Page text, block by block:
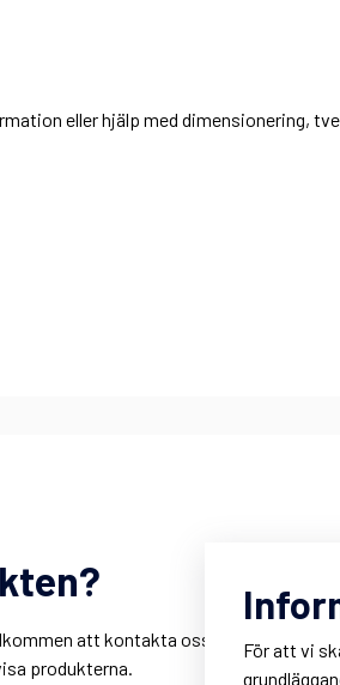
eller hjälp med dimensionering,
att kontakta oss. Du kan också
produkterna.
För att vi